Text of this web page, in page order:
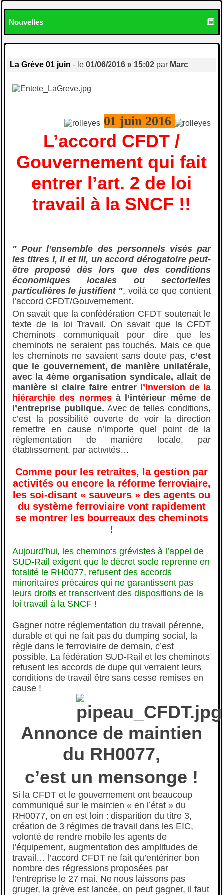
Nouvelles
La Grève 01 juin - le 01/06/2016 » 15:02par Marc
01 juin 2016
L’accord CFDT /
Gouvernement qui fait
entrer l’art. 2 de loi
travail à la SNCF !!
" Pour l’ensemble des personnels visés par
les titres I, II et III, un accord dérogatoire peut-
être proposé dès lors que des conditions
économiques locales ou sectorielles
particulières le justifient ", voilà ce que contient
l’accord CFDT/Gouvernement.
On savait que la confédération CFDT soutenait le
texte de la loi Travail. On savait que la CFDT
Cheminots communiquait pour dire que les
cheminots ne seraient pas touchés. Mais ce que
les cheminots ne savaient sans doute pas,c’est
que le gouvernement, de manière unilatérale,
avec la 4ème organisation syndicale, allait de
manière si claire faire entrer l’inversion de la
hiérarchie des normesà l’intérieur même de
l’entreprise publique. Avec de telles conditions,
c’est la possibilité ouverte de voir la direction
remettre en cause n’importe quel point de la
réglementation de manière locale, par
établissement, par activités…
Comme pour les retraites, la gestion par
activités ou encore la réforme ferroviaire,
les soi-disant « sauveurs » des agents ou
du système ferroviaire vont rapidement
se montrer les bourreaux des cheminots
!
Aujourd’hui, les cheminots grévistes à l’appel de
SUD-Rail exigent que le décret socle reprenne en
totalité le RH0077, refusent des accords
minoritaires précaires qui ne garantissent pas
leurs droits et transcrivent des dispositions de la
loi travail à la SNCF !
Gagner notre réglementation du travail pérenne,
durable et qui ne fait pas du dumping social, la
règle dans le ferroviaire de demain, c’est
possible. La fédération SUD-Rail et les cheminots
refusent les accords de dupe qui verraient leurs
conditions de travail être sans cesse remises en
cause !
Annonce de maintien
du RH0077,
c’est un mensonge !
Si la CFDT et le gouvernement ont beaucoup
communiqué sur le maintien « en l’état » du
RH0077, on en est loin : disparition du titre 3,
création de 3 régimes de travail dans les EIC,
volonté de rendre mobile les agents de
l’équipement, augmentation des amplitudes de
travail… l’accord CFDT ne fait qu’entériner bon
nombre des régressions proposées par
l’entreprise le 27 mai. Ne nous laissons pas
gruger, la grève est lancée, on peut gagner, il faut